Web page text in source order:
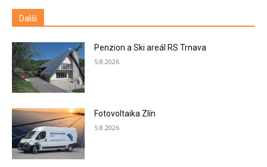
Další
Penzion a Ski areál RS Trnava
5.8.2026
Fotovoltaika Zlín
5.8.2026